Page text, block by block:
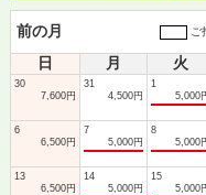
前の月 ご
日
月 火
30
7,600円
31
4,500円
1
5,000
6
6,500円
7
5,000円
8
5,000
13
6,500円
14
5,000円
15
5,000